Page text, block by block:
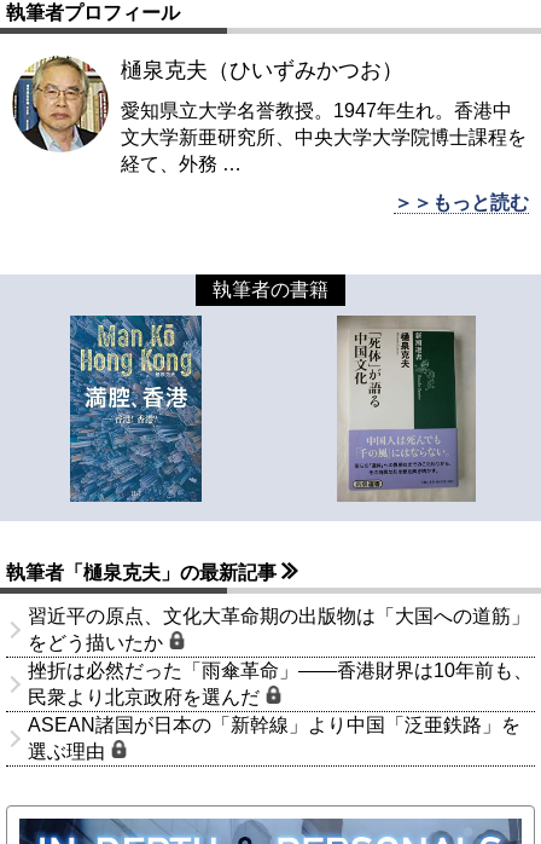
執筆者プロフィール
樋泉克夫（ひいずみかつお）
愛知県立大学名誉教授。1947年生れ。香港中
文大学新亜研究所、中央大学大学院博士課程を
経て、外務 …
＞＞もっと読む
執筆者の書籍
執筆者「樋泉克夫」の最新記事
習近平の原点、文化大革命期の出版物は「大国への道筋」
をどう描いたか
挫折は必然だった「雨傘革命」――香港財界は10年前も、
民衆より北京政府を選んだ
ASEAN諸国が日本の「新幹線」より中国「泛亜鉄路」を
選ぶ理由